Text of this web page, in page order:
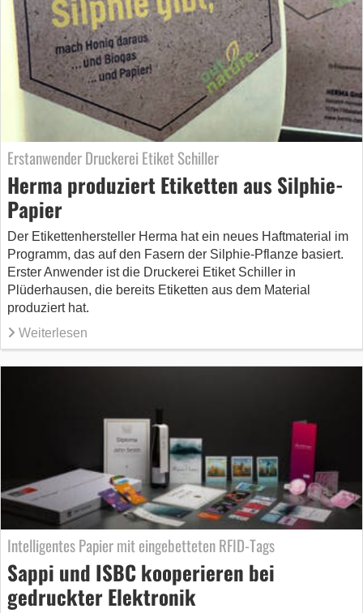
Erstanwender Druckerei Etiket Schiller
Herma produziert Etiketten aus Silphie-
Papier
Der Etikettenhersteller Herma hat ein neues Haftmaterial im
Programm, das auf den Fasern der Silphie-Pflanze basiert.
Erster Anwender ist die Druckerei Etiket Schiller in
Plüderhausen, die bereits Etiketten aus dem Material
produziert hat.
Weiterlesen
Intelligentes Papier mit eingebetteten RFID-Tags
Sappi und ISBC kooperieren bei
gedruckter Elektronik